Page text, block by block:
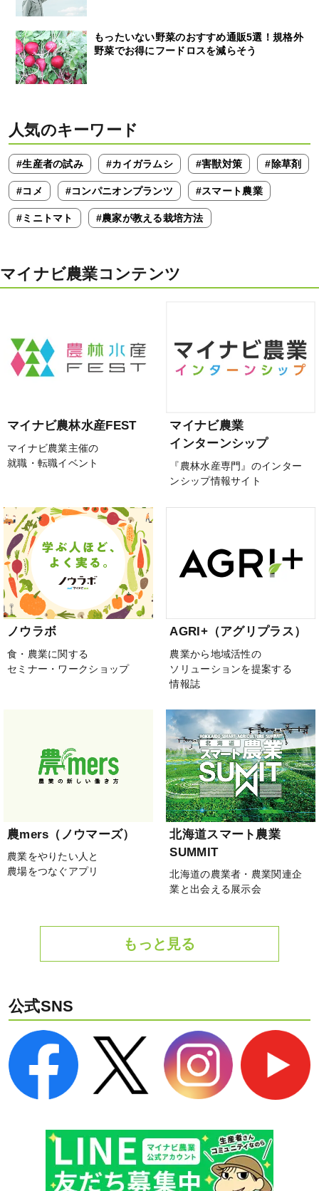
もったいない野菜のおすすめ通販5選！規格外
野菜でお得にフードロスを減らそう
人気のキーワード
#生産者の試み #カイガラムシ #害獣対策 #除草剤
#コメ #コンパニオンプランツ #スマート農業
#ミニトマト #農家が教える栽培方法
マイナビ農業コンテンツ
マイナビ農林水産FEST
マイナビ農業主催の
就職・転職イベント
マイナビ農業
インターンシップ
『農林水産専門』のインター
ンシップ情報サイト
ノウラボ
食・農業に関する
セミナー・ワークショップ
AGRI+（アグリプラス）
農業から地域活性の
ソリューションを提案する
情報誌
農mers（ノウマーズ）
農業をやりたい人と
農場をつなぐアプリ
北海道スマート農業
SUMMIT
北海道の農業者・農業関連企
業と出会える展示会
もっと見る
公式SNS